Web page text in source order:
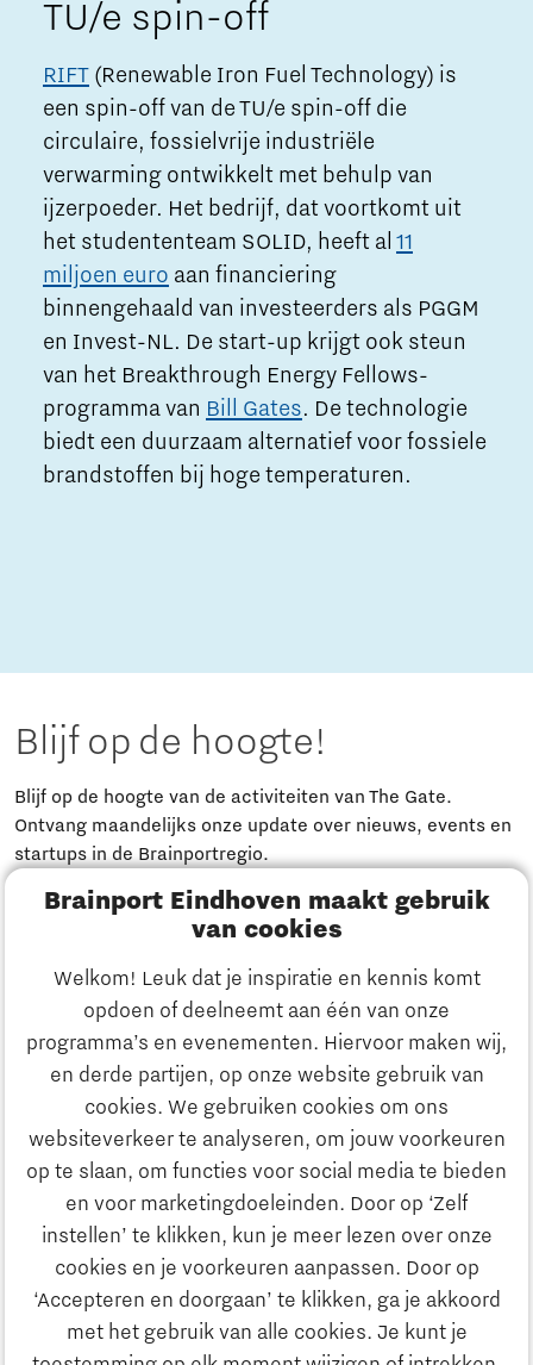
Brainport Eindhoven maakt gebruik
van cookies
Welkom! Leuk dat je inspiratie en kennis komt
opdoen of deelneemt aan één van onze
programma’s en evenementen. Hiervoor maken wij,
en derde partijen, op onze website gebruik van
cookies. We gebruiken cookies om ons
websiteverkeer te analyseren, om jouw voorkeuren
op te slaan, om functies voor social media te bieden
en voor marketingdoeleinden. Door op ‘Zelf
instellen’ te klikken, kun je meer lezen over onze
cookies en je voorkeuren aanpassen. Door op
‘Accepteren en doorgaan’ te klikken, ga je akkoord
met het gebruik van alle cookies. Je kunt je
TU/e spin-off
RIFT (Renewable Iron Fuel Technology) is
een spin-off van de TU/e spin-off die
circulaire, fossielvrije industriële
verwarming ontwikkelt met behulp van
ijzerpoeder. Het bedrijf, dat voortkomt uit
het studententeam SOLID, heeft al 11
miljoen euro aan financiering
binnengehaald van investeerders als PGGM
en Invest-NL. De start-up krijgt ook steun
van het Breakthrough Energy Fellows-
programma van Bill Gates. De technologie
biedt een duurzaam alternatief voor fossiele
brandstoffen bij hoge temperaturen.
Blijf op de hoogte!
Blijf op de hoogte van de activiteiten van The Gate.
Ontvang maandelijks onze update over nieuws, events en
startups in de Brainportregio.
Meld je aan
Heb je een vraag?
E-mailadres:info@thegate.tech
Volg ons
Bezoekadres walk-in hours &
The Gate Academy
Eindhoven University of Technology
Alpha Hub, 2e verdieping
Het Eeuwsel 57, 5612 AS Eindhoven